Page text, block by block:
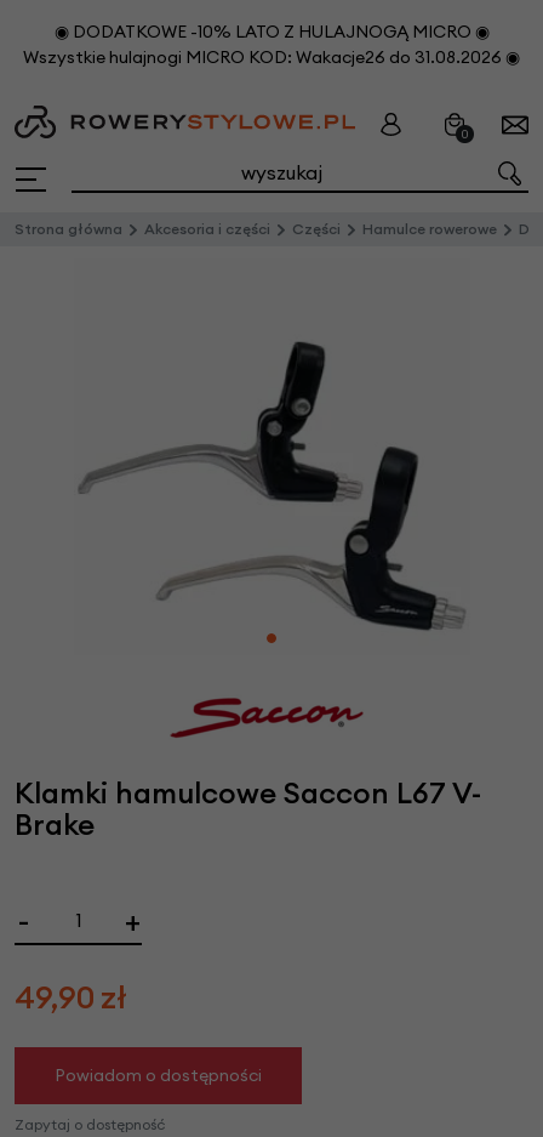
◉ DODATKOWE -10% LATO Z HULAJNOGĄ MICRO ◉
Wszystkie hulajnogi MICRO KOD: Wakacje26 do 31.08.2026 ◉
0
Strona główna Akcesoria i części Części Hamulce rowerowe
Klamki hamulcowe Saccon L67 V-
Brake
- +
49,90 zł
Powiadom o dostępności
Zapytaj o dostępność